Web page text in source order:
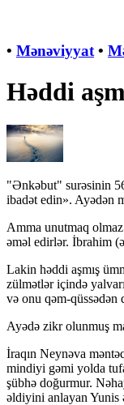
• Mənəviyyat •
Həddi
"Ənkəbut" surəsinin
ibadət edin». Ayədən
Amma unutmaq
əməl edirlər. İbrahim
Lakin həddi aşmış
zülmətlər içində
və onu qəm-
Ayədə zikr olunmuş
İraqın Neynəva
mindiyi gəmi yolda
şübhə doğurmur.
əldiyini anlayan Yunis